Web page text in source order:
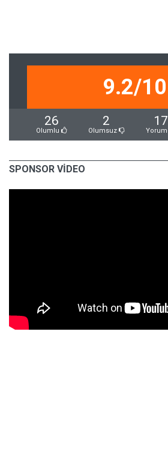
9.2/10
26
Olumlu
2
Olumsuz
17
Yorum
SPONSOR VİDEO